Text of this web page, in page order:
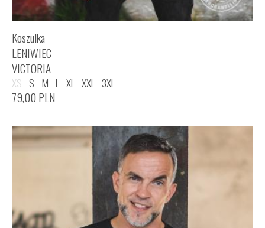
Koszulka
LENIWIEC
VICTORIA
XS S M L XL XXL 3XL
79,00 PLN